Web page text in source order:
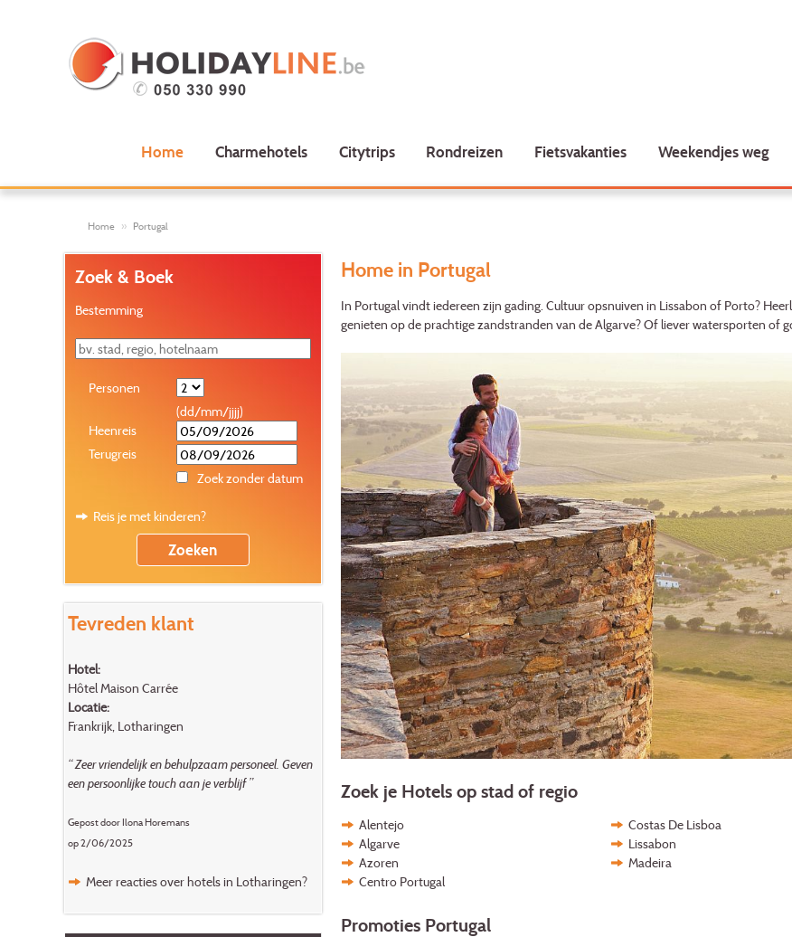
Home Charmehotels Citytrips Rondreizen Fietsvakanties Weekendjes weg
Home Portugal
Home in Portugal
In Portugal vindt iedereen zijn gading. Cultuur opsnuiven in Lissabon of Porto?
genieten op de prachtige zandstranden van de Algarve? Of liever watersporten of
Zoek je Hotels op stad of regio
Alentejo Costas De Lisboa
Algarve
Lissabon
Azoren
Madeira
Centro Portugal
Promoties Portugal
Zoek & Boek
Bestemming
Personen
(dd/mm/jjjj)
Heenreis
Terugreis
Zoek zonder datum
Reis je met kinderen?
Tevreden klant
Hotel:
Hôtel Maison Carrée
Locatie:
Frankrijk, Lotharingen
“ Zeer vriendelijk en behulpzaam personeel. Geven
een persoonlijke touch aan je verblijf ”
Gepost door Ilona Horemans
op 2/06/2025
Meer reacties over hotels in Lotharingen?